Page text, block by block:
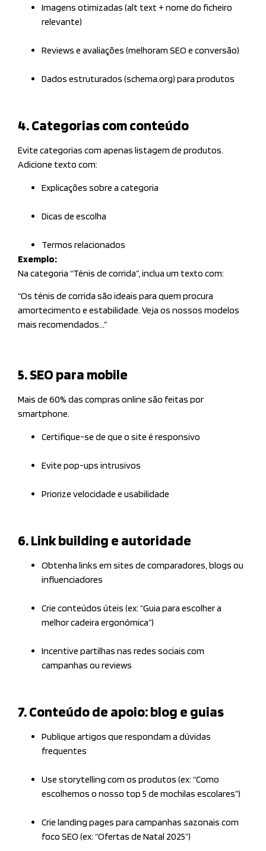
Imagens otimizadas (alt text + nome do ficheiro
relevante)
Reviews e avaliações (melhoram SEO e conversão)
Dados estruturados (schema.org) para produtos
4. Categorias com conteúdo
Evite categorias com apenas listagem de produtos.
Adicione texto com:
Explicações sobre a categoria
Dicas de escolha
Termos relacionados
Exemplo:
Na categoria “Ténis de corrida”, inclua um texto com:
“Os ténis de corrida são ideais para quem procura
amortecimento e estabilidade. Veja os nossos modelos
mais recomendados…”
5. SEO para mobile
Mais de 60% das compras online são feitas por
smartphone.
Certifique-se de que o site é responsivo
Evite pop-ups intrusivos
Priorize velocidade e usabilidade
6. Link building e autoridade
Obtenha links em sites de comparadores, blogs ou
influenciadores
Crie conteúdos úteis (ex: “Guia para escolher a
melhor cadeira ergonómica”)
Incentive partilhas nas redes sociais com
campanhas ou reviews
7. Conteúdo de apoio: blog e guias
Publique artigos que respondam a dúvidas
frequentes
Use storytelling com os produtos (ex: “Como
escolhemos o nosso top 5 de mochilas escolares”)
Crie landing pages para campanhas sazonais com
foco SEO (ex: “Ofertas de Natal 2025”)